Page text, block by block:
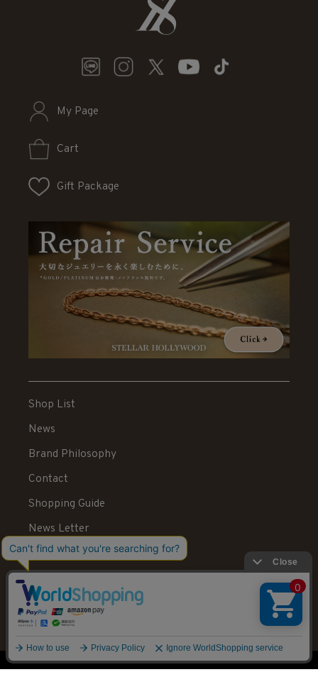
My Page
Cart
Gift Package
Shop List
News
Brand Philosophy
Contact
Shopping Guide
News Letter
Recruit
送料：550円 税込20,000円以上で送料無料
© STELLAR HOLLYWOOD All rights reserved